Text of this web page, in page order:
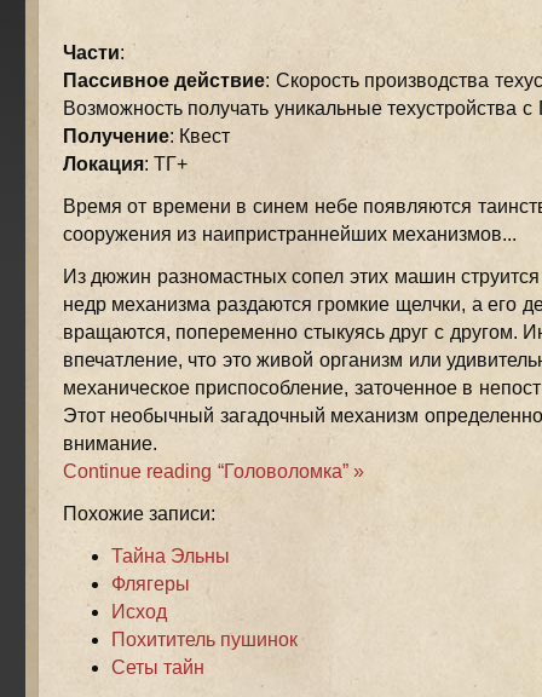
Части:
Пассивное действие: Скорость производства
Возможность получать уникальные техустройства с
Получение: Квест
Локация: ТГ+
Время от времени в синем небе появляются
сооружения из наипристраннейших механизмов...
Из дюжин разномастных сопел этих машин
недр механизма раздаются громкие щелчки, а его
вращаются, попеременно стыкуясь друг с другом.
впечатление, что это живой организм или
механическое приспособление, заточенное в
Этот необычный загадочный механизм
внимание.
Continue reading “Головоломка” »
Похожие записи:
Тайна Эльны
Флягеры
Исход
Похититель пушинок
Сеты тайн